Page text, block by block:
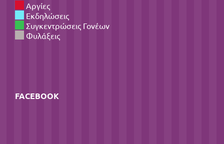
Αργίες
Εκδηλώσεις
Συγκεντρώσεις Γονέων
Φυλάξεις
FACEBOOK